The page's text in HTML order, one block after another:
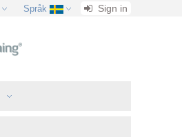
Språk Sign in